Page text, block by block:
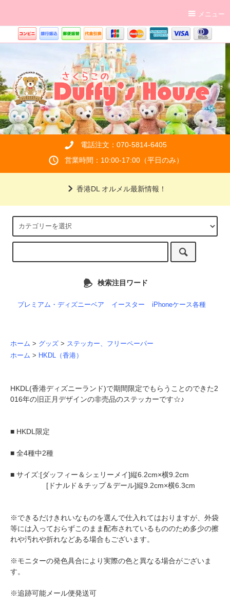
メニュー
電話注文：070-5814-6405
営業時間：10:00-17:00（平日のみ）
香港DL オルメル最新情報！
検索注目ワード
プレミアム・ディズニーベア イースター iPhoneケース各種
ホーム > グッズ > ステッカー、フリーペーパー
ホーム > HKDL（香港）
HKDL(香港ディズニーランド)で期間限定でもらうことのできた2
016年の旧正月デザインの非売品のステッカーです☆♪
■ HKDL限定
■ 全4種中2種
■ サイズ:[ダッフィー＆シェリーメイ]縦6.2cm×横9.2cm
[ドナルド＆チップ＆デール]縦9.2cm×横6.3cm
※できるだけきれいなものを選んで仕入れてはおりますが、外袋
等には入っておらずこのまま配布されているもののため多少の擦
れや汚れや折れなどある場合もございます。
※モニターの発色具合により実際の色と異なる場合がございま
す。
※追跡可能メール便発送可